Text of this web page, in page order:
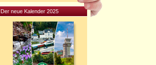
Der neue Kalender 2025